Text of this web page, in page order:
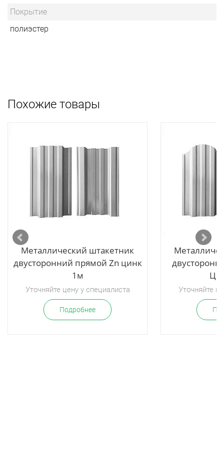
Покрытие
полиэстер
Похожие товары
Металлический штакетник
двусторонний прямой Zn цинк
1м
Уточняйте цену у специалиста
Подробнее
Уточняйте